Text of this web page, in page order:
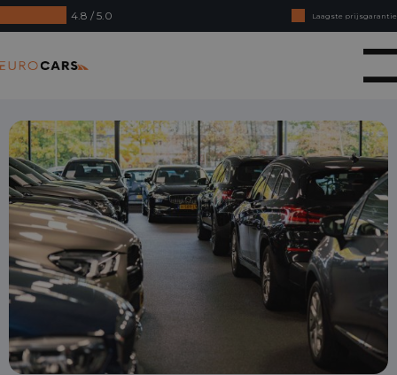
4.8 / 5.0
Laagste prijsgarantie
Online kopen, niet goed geld terug
Financial lease - Soepele acceptatie